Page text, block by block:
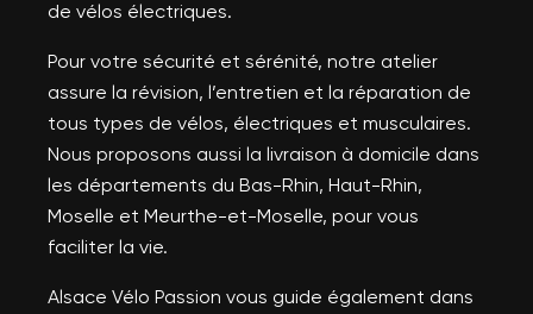
de vélos électriques.
Pour votre sécurité et sérénité, notre atelier
assure la révision, l’entretien et la réparation de
tous types de vélos, électriques et musculaires.
Nous proposons aussi la livraison à domicile dans
les départements du Bas-Rhin, Haut-Rhin,
Moselle et Meurthe-et-Moselle, pour vous
faciliter la vie.
Alsace Vélo Passion vous guide également dans